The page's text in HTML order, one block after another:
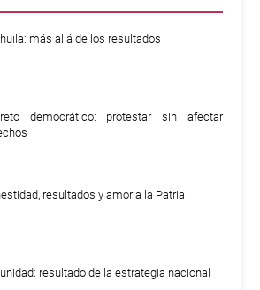
más allá de los resultados
democrático: protestar sin afectar
resultados y amor a la Patria
resultado de la estrategia nacional